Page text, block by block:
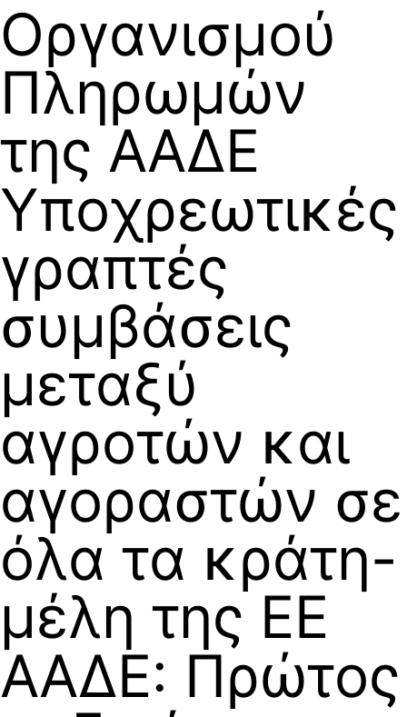
Οργανισμού
Πληρωμών
της ΑΑΔΕ
Υποχρεωτικές
γραπτές
συμβάσεις
μεταξύ
αγροτών και
αγοραστών σε
όλα τα κράτη-
μέλη της ΕΕ
ΑΑΔΕ: Πρώτος